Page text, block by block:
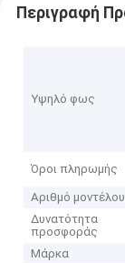
Περιγραφή
Υψηλό φως
Όροι πληρωμής
Αριθμό μοντέλου
Δυνατότητα
προσφοράς
Μάρκα